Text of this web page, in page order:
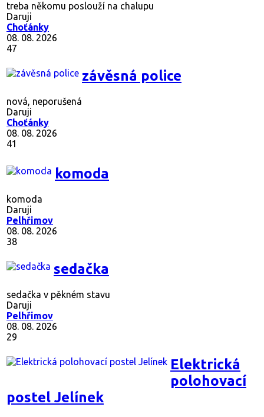
treba někomu poslouží na chalupu
Daruji
Choťánky
08. 08. 2026
47
závěsná police
nová, neporušená
Daruji
Choťánky
08. 08. 2026
41
komoda
komoda
Daruji
Pelhřimov
08. 08. 2026
38
sedačka
sedačka v pěkném stavu
Daruji
Pelhřimov
08. 08. 2026
29
Elektrická
polohovací
postel Jelínek